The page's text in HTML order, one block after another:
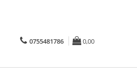
0755481786 0,00